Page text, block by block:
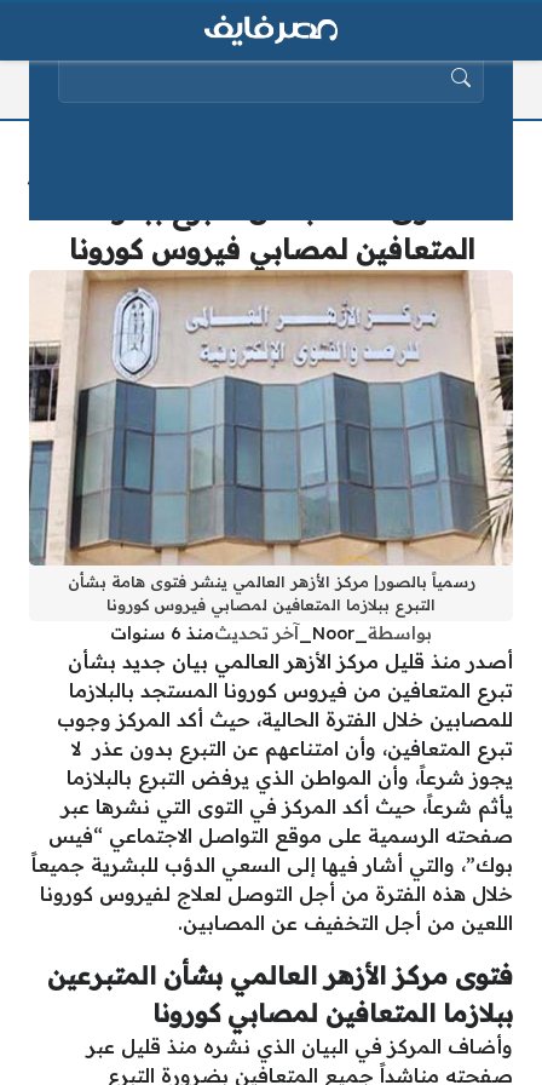
المتعافين لمصابي فيروس كورونا
رسمياً بالصور| مركز الأزهر العالمي ينشر فتوى هامة بشأن
التبرع ببلازما المتعافين لمصابي فيروس كورونا
بواسطة آخر تحديثمنذ 6 سنوات
أصدر منذ قليل مركز الأزهر العالمي بيان جديد بشأن
تبرع المتعافين من فيروس كورونا المستجد بالبلازما
للمصابين خلال الفترة الحالية، حيث أكد المركز وجوب
تبرع المتعافين، وأن امتناعهم عن التبرع بدون عذر لا
يجوز شرعاً، وأن المواطن الذي يرفض التبرع بالبلازما
يأثم شرعاً، حيث أكد المركز في التوى التي نشرها عبر
صفحته الرسمية على موقع التواصل الاجتماعي “فيس
بوك”، والتي أشار فيها إلى السعي الدؤب للبشرية جميعاً
خلال هذه الفترة من أجل التوصل لعلاج لفيروس كورونا
اللعين من أجل التخفيف عن المصابين.
فتوى مركز الأزهر العالمي بشأن المتبرعين
ببلازما المتعافين لمصابي كورونا
وأضاف المركز في البيان الذي نشره منذ قليل عبر
صفحته مناشداً جميع المتعافين بضرورة التبرع
البحث عن: